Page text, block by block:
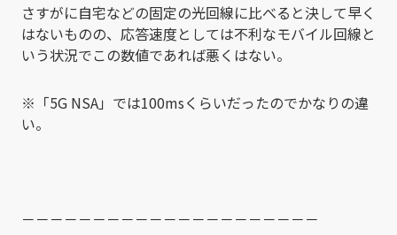
さすがに自宅などの固定の光回線に比べると決して早く
はないものの、応答速度としては不利なモバイル回線と
いう状況でこの数値であれば悪くはない。
※「5G NSA」では100msくらいだったのでかなりの違
い。
－－－－－－－－－－－－－－－－－－－－－